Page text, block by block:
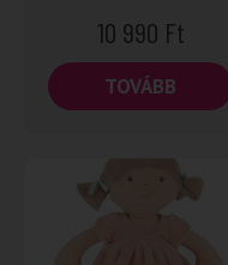
10 990 Ft
TOVÁBB